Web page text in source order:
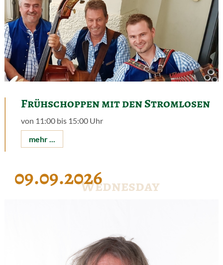
Frühschoppen mit den Stromlosen
von 11:00 bis 15:00 Uhr
mehr ...
Wednesday
09.09.2026